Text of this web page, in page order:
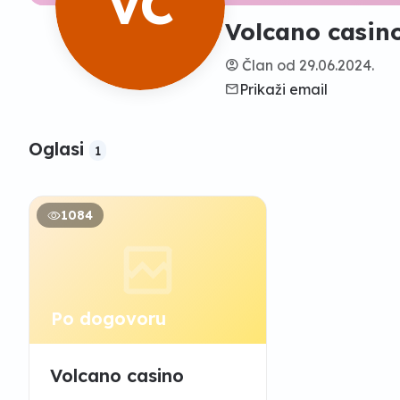
Volcano
account_circle Član od 29.06.2024.
emailPrikaži email
Oglasi 1
1084
Po dogovoru
Volcano casino